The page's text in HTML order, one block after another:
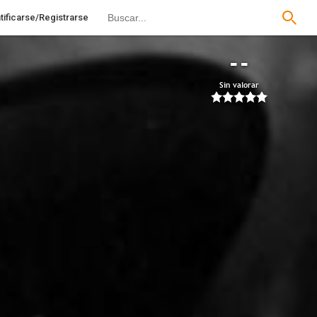
Registrarse
--
Sin valorar